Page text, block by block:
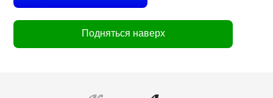
Подняться наверх